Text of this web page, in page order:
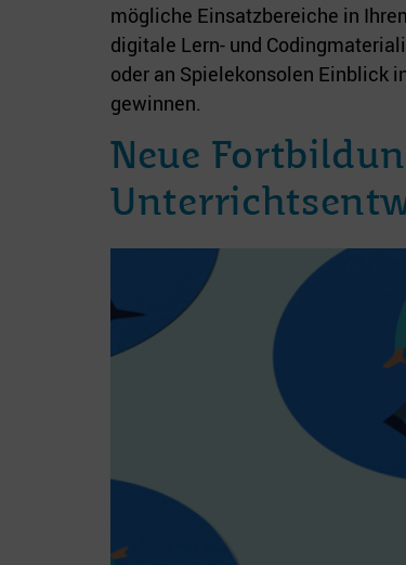
mögliche Einsatzbereiche in
digitale Lern- und
oder an Spielekonsolen Einblick
gewinnen.
Neue